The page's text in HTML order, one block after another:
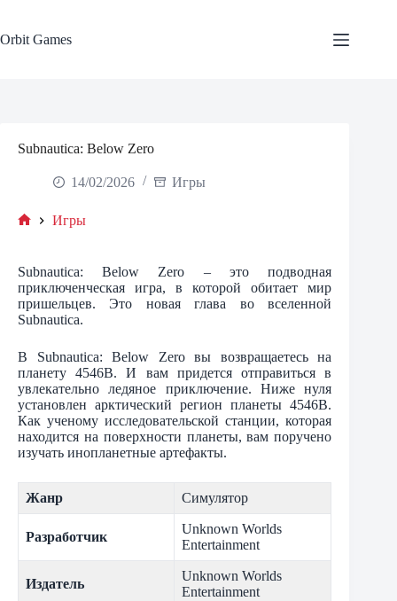
content
Orbit Games
Subnautica: Below Zero
14/02/2026 Игры
Игры
Subnautica: Below Zero – это подводная
приключенческая игра, в которой обитает мир
пришельцев. Это новая глава во вселенной
Subnautica.
В Subnautica: Below Zero вы возвращаетесь на
планету 4546B. И вам придется отправиться в
увлекательно ледяное приключение. Ниже нуля
установлен арктический регион планеты 4546B.
Как ученому исследовательской станции, которая
находится на поверхности планеты, вам поручено
изучать инопланетные артефакты.
Жанр Симулятор
Разработчик
Unknown Worlds
Entertainment
Издатель
Unknown Worlds
Entertainment